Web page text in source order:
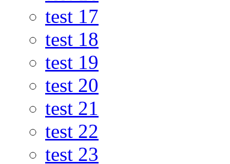
test 17
test 18
test 19
test 20
test 21
test 22
test 23